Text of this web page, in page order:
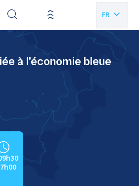
FR
à l’économie bleue